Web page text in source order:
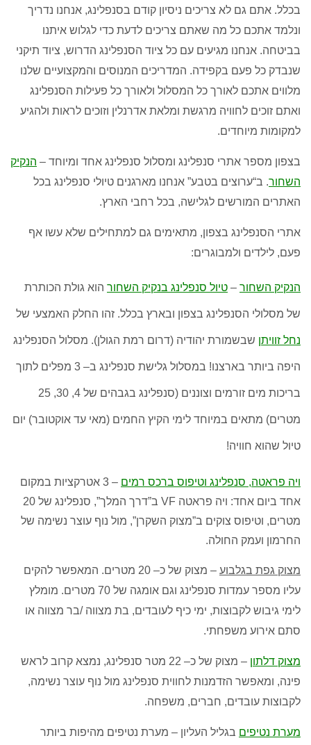
בכלל. אתם גם לא צריכים ניסיון קודם בסנפלינג, אנחנו נדריך
ונלמד אתכם כל מה שאתם צריכים לדעת כדי לגלוש איתנו
בביטחה. אנחנו מגיעים עם כל ציוד הסנפלינג הדרוש, ציוד תיקני
שנבדק כל פעם בקפידה. המדריכים המנוסים והמקצועיים שלנו
מלווים אתכם לאורך כל המסלול ולאורך כל פעילות הסנפלינג
ואתם זוכים לחוויה מרגשת ומלאת אדרנלין וזוכים לראות ולהגיע
למקומות מיוחדים.
בצפון מספר אתרי סנפלינג ומסלול סנפלינג אחד ומיוחד – הנקיק
השחור. ב“ערוצים בטבע” אנחנו מארגנים טיולי סנפלינג בכל
האתרים המורשים לגלישה, בכל רחבי הארץ.
אתרי הסנפלינג בצפון, מתאימים גם למתחילים שלא עשו אף
פעם, לילדים ולמבוגרים:
הנקיק השחור – טיול סנפלינג בנקיק השחור הוא גולת הכותרת
של מסלולי הסנפלינג בצפון ובארץ בכלל. זהו החלק האמצעי של
נחל זוויתן שבשמורת יהודיה (דרום רמת הגולן). מסלול הסנפלינג
היפה ביותר בארצנו! במסלול גלישת סנפלינג ב– 3 מפלים לתוך
בריכות מים זורמים וצוננים (סנפלינג בגבהים של 4, 30, 25
מטרים) מתאים במיוחד לימי הקיץ החמים (מאי עד אוקטובר) יום
טיול שהוא חוויה!
ויה פראטה, סנפלינג וטיפוס ברכס רמים
– 3 אטרקציות במקום
אחד ביום אחד: ויה פראטה VF ב”דרך המלך”, סנפלינג של 20
מטרים, וטיפוס צוקים ב”מצוק השקרן”, מול נוף עוצר נשימה של
החרמון ועמק החולה.
מצוק גפת בגלבוע – מצוק של כ– 20 מטרים. המאפשר להקים
עליו מספר עמדות סנפלינג וגם אומגה של 70 מטרים. מומלץ
לימי גיבוש לקבוצות, ימי כיף לעובדים, בת מצווה/בר מצווה או
סתם אירוע משפחתי.
מצוק דלתון – מצוק של כ– 22 מטר סנפלינג, נמצא קרוב לראש
פינה, ומאפשר הזדמנות לחווית סנפלינג מול נוף עוצר נשימה,
לקבוצות עובדים, חברים, משפחה.
מערת נטיפים בגליל העליון – מערת נטיפים מהיפות ביותר